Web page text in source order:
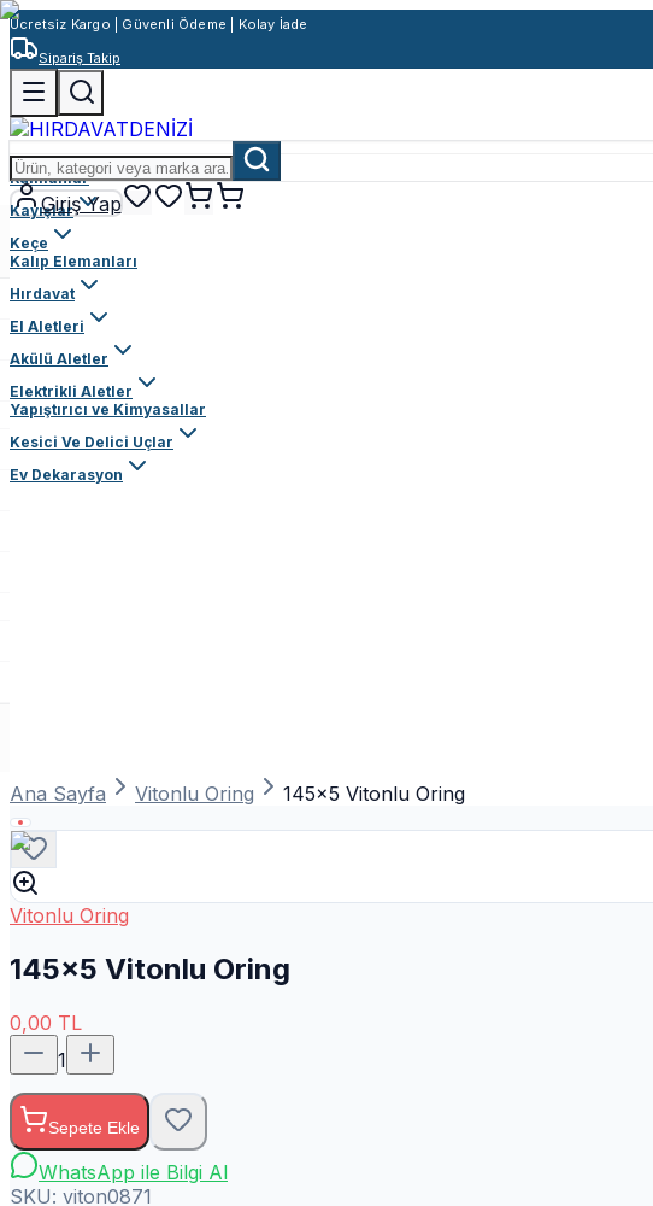
Ücretsiz Kargo | Güvenli Ödeme | Kolay İade
Sipariş Takip
Giriş Yap
Rulmanlar
Kayışlar
Keçe
Kalıp Elemanları
Hırdavat
El Aletleri
Akülü Aletler
Elektrikli Aletler
Yapıştırıcı ve Kimyasallar
Kesici Ve Delici Uçlar
Ev Dekarasyon
Ana Sayfa Vitonlu Oring 145x5 Vitonlu Oring
Vitonlu Oring
145x5 Vitonlu Oring
0,00 TL
1
Sepete Ekle
WhatsApp ile Bilgi Al
SKU: viton0871